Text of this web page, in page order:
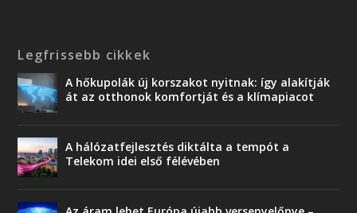
Legfrissebb cikkek
A hőkupolák új korszakot nyitnak: így alakítják
át az otthonok komfortját és a klímapiacot
A hálózatfejlesztés diktálta a tempót a
Telekom idei első félévében